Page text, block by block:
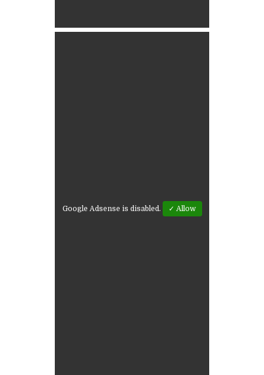
Google Adsense is disabled. ✓ Allow